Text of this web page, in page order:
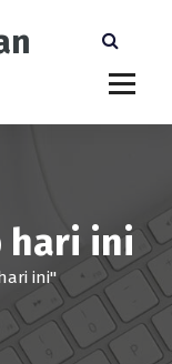
hari ini
ini"